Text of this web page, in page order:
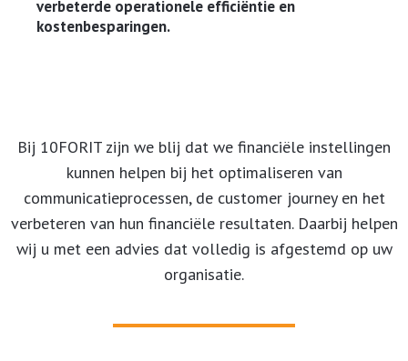
verbeterde operationele efficiëntie en
kostenbesparingen.
Bij 10FORIT zijn we blij dat we financiële instellingen
kunnen helpen bij het optimaliseren van
communicatieprocessen, de customer journey en het
verbeteren van hun financiële resultaten. Daarbij helpen
wij u met een advies dat volledig is afgestemd op uw
organisatie.